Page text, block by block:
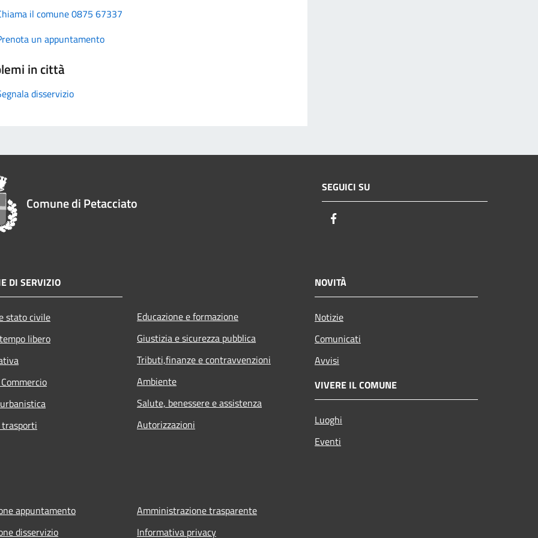
il comune 0875 67337
un appuntamento
in città
disservizio
Comune di Petacciato
SEGUICI SU
DI SERVIZIO
stato civile
libero
Educazione e formazione
Giustizia e sicurezza pubblica
Tributi,finanze e contravvenzioni
Ambiente
Salute, benessere e assistenza
Autorizzazioni
NOVITÀ
Notizie
Comunicati
Avvisi
VIVERE IL COMUNE
Luoghi
Eventi
appuntamento
disservizio
Amministrazione trasparente
Informativa privacy